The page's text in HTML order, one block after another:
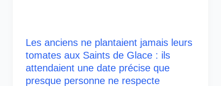
Les anciens ne plantaient jamais leurs
tomates aux Saints de Glace : ils
attendaient une date précise que
presque personne ne respecte